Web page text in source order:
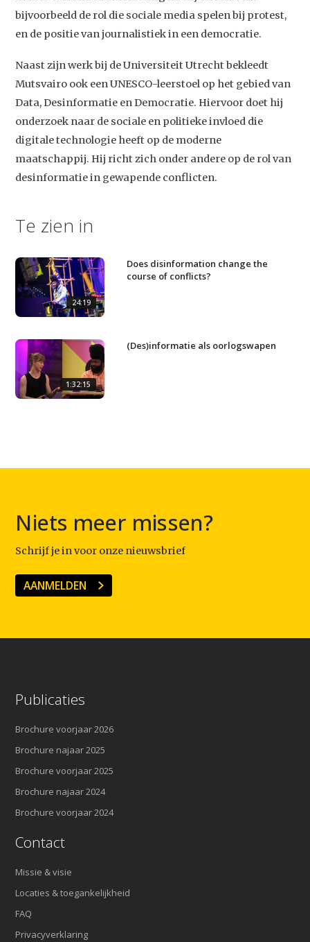
Studium Generale
Home
Podcast
Artikelen
bijvoorbeeld de rol die sociale media spelen bij protest,
en de positie van journalistiek in een democratie.
Naast zijn werk bij de Universiteit Utrecht bekleedt
Mutsvairo ook een UNESCO-leerstoel op het gebied van
Data, Desinformatie en Democratie. Hiervoor doet hij
onderzoek naar de sociale en politieke invloed die
digitale technologie heeft op de moderne
maatschappij. Hij richt zich onder andere op de rol van
desinformatie in gewapende conflicten.
Te zien in
24:19
Does disinformation change the
course of conflicts?
1:32:15
(Des)informatie als oorlogswapen
Niets meer missen?
Schrijf je in voor onze nieuwsbrief
AANMELDEN
Publicaties
Brochure voorjaar 2026
Brochure najaar 2025
Brochure voorjaar 2025
Brochure najaar 2024
Brochure voorjaar 2024
Contact
Missie & visie
Locaties & toegankelijkheid
FAQ
Privacyverklaring